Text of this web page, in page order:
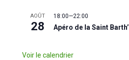
AOÛT
28
18:00—22:00
Apéro de la Saint Barth’
Voir le calendrier